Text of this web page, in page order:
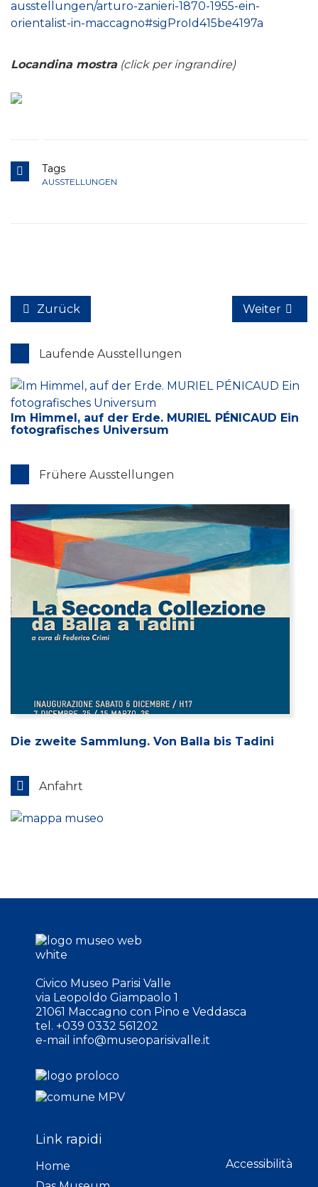
ausstellungen/arturo-zanieri-1870-1955-ein-
orientalist-in-maccagno#sigProId415be4197a
Locandina mostra(click per ingrandire)
Tags
AUSSTELLUNGEN
Zurück Weiter
Laufende Ausstellungen
Im Himmel, auf der Erde. MURIEL PÉNICAUD Ein
fotografisches Universum
Frühere Ausstellungen
Die zweite Sammlung. Von Balla bis Tadini
Anfahrt
Civico Museo Parisi Valle
via Leopoldo Giampaolo 1
21061 Maccagno con Pino e Veddasca
tel. +039 0332 561202
e-mail info@museoparisivalle.it
Link rapidi
Home
Accessibilità